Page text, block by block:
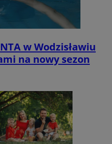
w Wodzisławiu
na nowy sezon